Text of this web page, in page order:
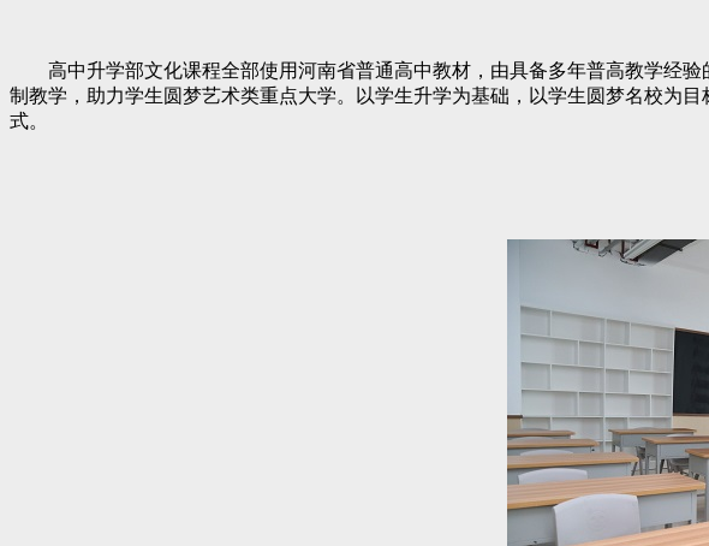
高中升学部文化课程全部使用河南省普通高中教材，由具备多年普高教学经验
制教学，助力学生圆梦艺术类重点大学。以学生升学为基础，以学生圆梦名校为
式。